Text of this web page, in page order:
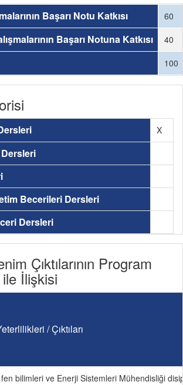
Başarı Notu Katkısı 60
Başarı Notuna Katkısı 40
100
X
Becerileri Dersleri
Dersleri
Çıktılarının Program
İlişkisi
/ Çıktıları
bilimleri ve Enerji Sistemleri Mühendisliği